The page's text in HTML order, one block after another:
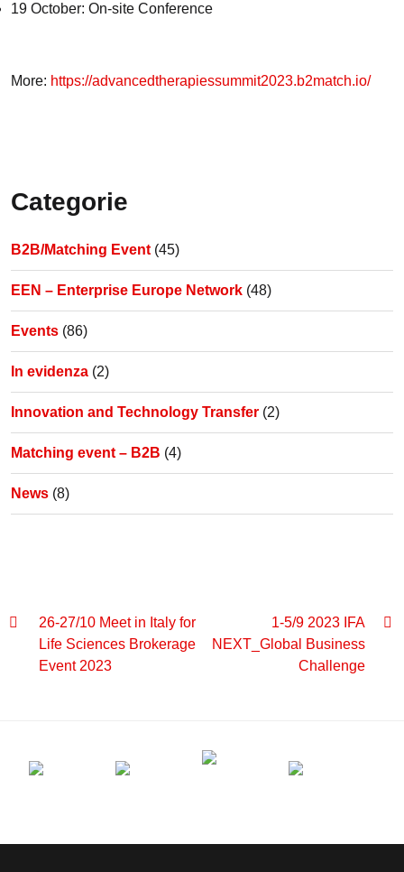
19 October: On-site Conference
More: https://advancedtherapiessummit2023.b2match.io/
Categorie
B2B/Matching Event (45)
EEN – Enterprise Europe Network (48)
Events (86)
In evidenza (2)
Innovation and Technology Transfer (2)
Matching event – B2B (4)
News (8)
26-27/10 Meet in Italy for
Life Sciences Brokerage
Event 2023
1-5/9 2023 IFA
NEXT_Global Business
Challenge